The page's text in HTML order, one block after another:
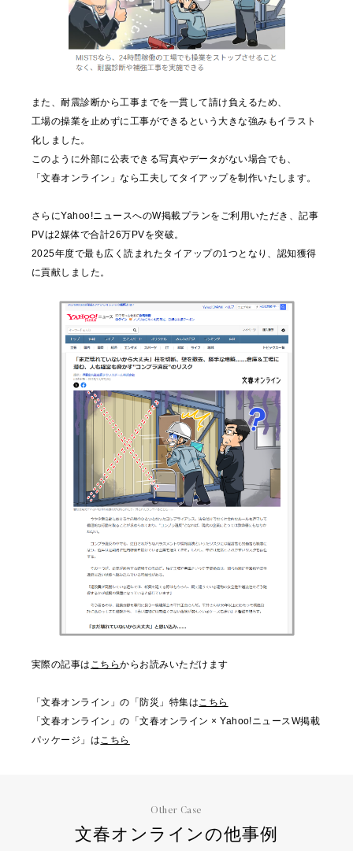
また、耐震診断から工事までを一貫して請け負えるため、
工場の操業を止めずに工事ができるという大きな強みもイラスト
化しました。
このように外部に公表できる写真やデータがない場合でも、
「文春オンライン」なら工夫してタイアップを制作いたします。
さらにYahoo!ニュースへのW掲載プランをご利用いただき、記事
PVは2媒体で合計26万PVを突破。
2025年度で最も広く読まれたタイアップの1つとなり、認知獲得
に貢献しました。
実際の記事は こちらからお読みいただけます
「文春オンライン」の「防災」特集はこちら
「文春オンライン」の「文春オンライン × Yahoo!ニュースW掲載
パッケージ」はこちら
Other Case
文春オンラインの他事例